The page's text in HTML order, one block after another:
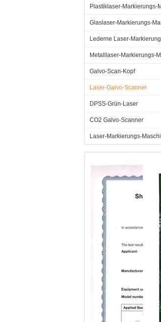
Plastiklaser-Markierungs-
Glaslaser-Markierungs-
Lederne Laser-
Metalllaser-Markierungs-
Galvo-Scan-Kopf
Laser-Galvo-Scanner
DPSS-Grün-Laser
CO2 Galvo-Scanner
Laser-Markierungs-